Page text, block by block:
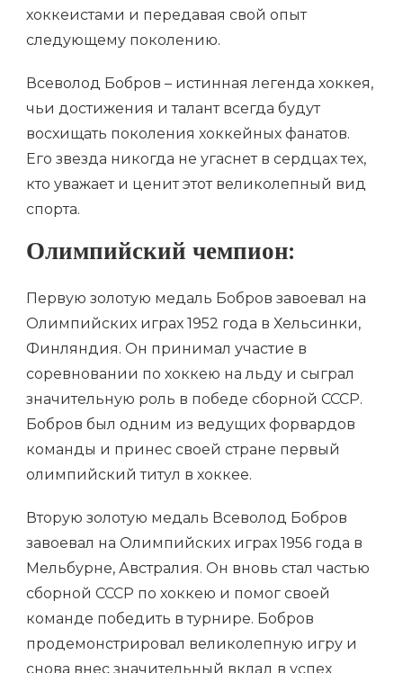
хоккеистами и передавая свой опыт
следующему поколению.
Всеволод Бобров – истинная легенда хоккея,
чьи достижения и талант всегда будут
восхищать поколения хоккейных фанатов.
Его звезда никогда не угаснет в сердцах тех,
кто уважает и ценит этот великолепный вид
спорта.
Олимпийский чемпион:
Первую золотую медаль Бобров завоевал на
Олимпийских играх 1952 года в Хельсинки,
Финляндия. Он принимал участие в
соревновании по хоккею на льду и сыграл
значительную роль в победе сборной СССР.
Бобров был одним из ведущих форвардов
команды и принес своей стране первый
олимпийский титул в хоккее.
Вторую золотую медаль Всеволод Бобров
завоевал на Олимпийских играх 1956 года в
Мельбурне, Австралия. Он вновь стал частью
сборной СССР по хоккею и помог своей
команде победить в турнире. Бобров
продемонстрировал великолепную игру и
снова внес значительный вклад в успех